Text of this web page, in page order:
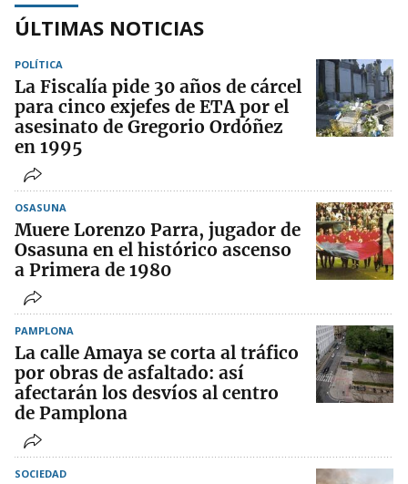
ÚLTIMAS NOTICIAS
POLÍTICA
La Fiscalía pide 30 años de cárcel
para cinco exjefes de ETA por el
asesinato de Gregorio Ordóñez
en 1995
OSASUNA
Muere Lorenzo Parra, jugador de
Osasuna en el histórico ascenso
a Primera de 1980
PAMPLONA
La calle Amaya se corta al tráfico
por obras de asfaltado: así
afectarán los desvíos al centro
de Pamplona
SOCIEDAD